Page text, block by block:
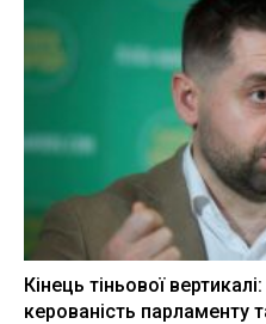
Кінець тіньової
керованість парламенту